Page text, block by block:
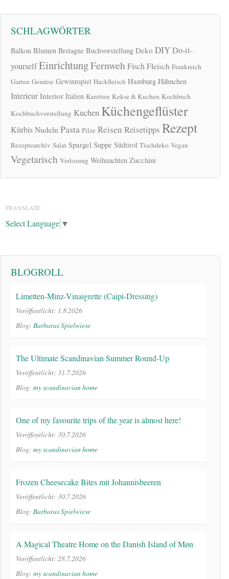
SCHLAGWÖRTER
Balkon Blumen Bretagne Buchvorstellung Deko DIYDo-it-
yourselfEinrichtungFernwehFischFleisch Frankreich
Garten Gemüse Gewinnspiel Hackfleisch Hamburg Hähnchen
Interieur Interior Italien Karotten Kekse & Kuchen Kochbuch
Kochbuchvorstellung Kuchen Küchengeflüster
KürbisNudeln Pasta Pilze Reisen Reisetipps Rezept
Rezeptearchiv Salat Spargel Suppe Südtirol Tischdeko Vegan
Vegetarisch Verlosung Weihnachten Zucchini
TRANSLATE
Select Language ▼
BLOGROLL
Limetten-Minz-Vinaigrette (Caipi-Dressing)
Veröffentlicht: 1.8.2026
Blog: Barbaras Spielwiese
The Ultimate Scandinavian Summer Round-Up
Veröffentlicht: 31.7.2026
Blog: my scandinavian home
One of my favourite trips of the year is almost here!
Veröffentlicht: 30.7.2026
Blog: my scandinavian home
Frozen Cheesecake Bites mit Johannisbeeren
Veröffentlicht: 30.7.2026
Blog: Barbaras Spielwiese
A Magical Theatre Home on the Danish Island of Møn
Veröffentlicht: 28.7.2026
Blog: my scandinavian home